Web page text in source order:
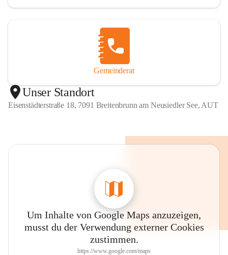
Gemeinderat
Unser Standort
Eisenstädterstraße 18, 7091 Breitenbrunn am Neusiedler See, AUT
Um Inhalte von Google Maps anzuzeigen,
musst du der Verwendung externer Cookies
zustimmen.
https://www.google.com/maps